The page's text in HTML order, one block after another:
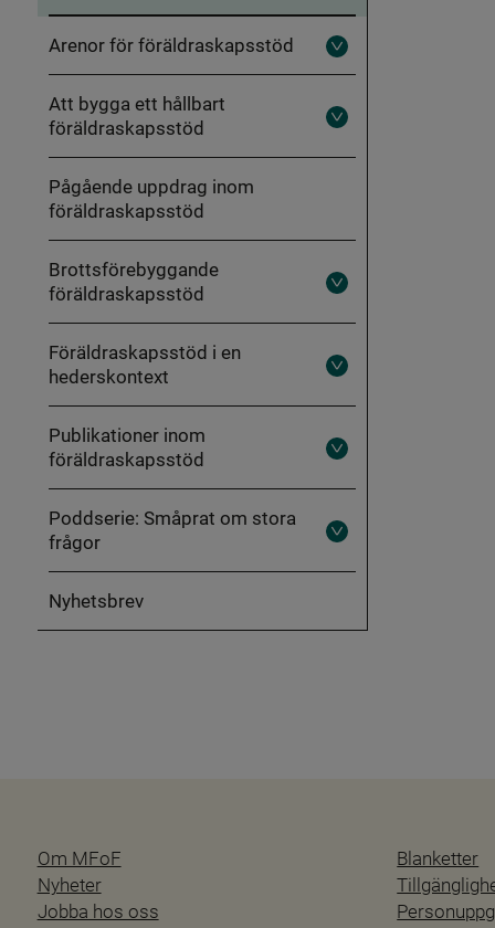
Arenor för föräldraskapsstöd
Fäll
ut
för
föräldraskapsstöd
Att bygga ett hållbart
föräldraskapsstöd
Fäll
Att
Pågående uppdrag inom
föräldraskapsstöd
Brottsförebyggande
föräldraskapsstöd
Fäll
Brottsförebyggande
Föräldraskapsstöd i en
hederskontext
Fäll
Föräldraskapsstöd
en
hederskontext
Publikationer inom
föräldraskapsstöd
Fäll
Publikationer
föräldraskapsstöd
Poddserie: Småprat om stora
frågor
Fäll
Poddserie:
Nyhetsbrev
Om MFoF
Nyheter
Jobba hos oss
Blanketter